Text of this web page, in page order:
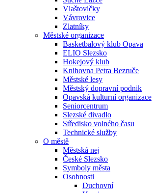
Vlaštovičky
Vávrovice
Zlatníky
Městské organizace
Basketbalový klub Opava
ELIO Slezsko
Hokejový klub
Knihovna Petra Bezruče
Městské lesy
Městský dopravní podnik
Opavská kulturní organizace
Seniorcentrum
Slezské divadlo
Středisko volného času
Technické služby
O městě
Městská nej
České Slezsko
Symboly města
Osobnosti
Duchovní